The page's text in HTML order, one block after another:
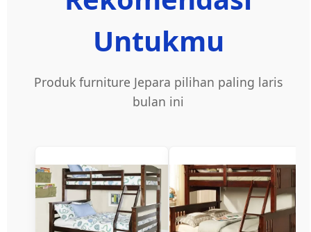
Untukmu
Produk furniture Jepara pilihan paling laris
bulan ini